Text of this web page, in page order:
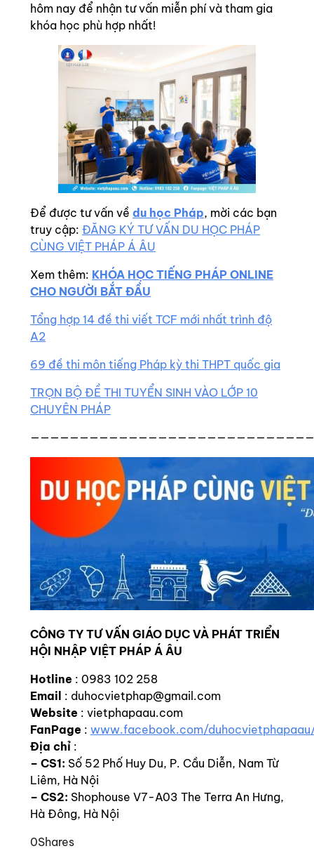
hôm nay để nhận tư vấn miễn phí và tham gia
khóa học phù hợp nhất!
Để được tư vấn về du học Pháp, mời các bạn
truy cập: ĐĂNG KÝ TƯ VẤN DU HỌC PHÁP
CÙNG VIỆT PHÁP Á ÂU
Xem thêm: KHÓA HỌC TIẾNG PHÁP ONLINE
CHO NGƯỜI BẮT ĐẦU
Tổng hợp 14 đề thi viết TCF mới nhất trình độ
A2
69 đề thi môn tiếng Pháp kỳ thi THPT quốc gia
TRỌN BỘ ĐỀ THI TUYỂN SINH VÀO LỚP 10
CHUYÊN PHÁP
CÔNG TY TƯ VẤN GIÁO DỤC VÀ PHÁT TRIỂN
HỘI NHẬP VIỆT PHÁP Á ÂU
Hotline : 0983 102 258
Email : duhocvietphap@gmail.com
Website : vietphapaau.com
FanPage : www.facebook.com/
Địa chỉ :
– CS1: Số 52 Phố Huy Du, P. Cầu Diễn, Nam Từ
Liêm, Hà Nội
– CS2: Shophouse V7-A03 The Terra An Hưng,
Hà Đông, Hà Nội
0Shares